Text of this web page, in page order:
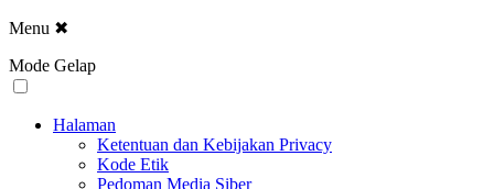
Menu ✖
Mode Gelap
Halaman
Ketentuan dan Kebijakan Privacy
Kode Etik
Pedoman Media Siber